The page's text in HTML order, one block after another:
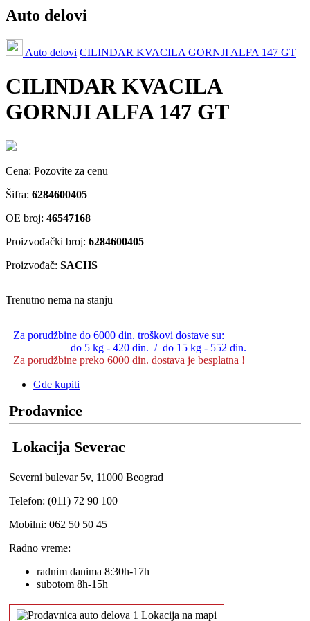
Auto delovi
Auto delovi CILINDAR KVACILA GORNJI ALFA 147 GT
CILINDAR KVACILA
GORNJI ALFA 147 GT
Cena: Pozovite za cenu
Šifra: 6284600405
OE broj: 46547168
Proizvođački broj: 6284600405
Proizvođač: SACHS
Trenutno nema na stanju
Za porudžbine do 6000 din. troškovi dostave su:
do 5 kg - 420 din. / do 15 kg - 552 din.
Za porudžbine preko 6000 din. dostava je besplatna !
Gde kupiti
Prodavnice
Lokacija Severac
Severni bulevar 5v, 11000 Beograd
Telefon: (011) 72 90 100
Mobilni: 062 50 50 45
Radno vreme:
radnim danima 8:30h-17h
subotom 8h-15h
Lokacija na mapi